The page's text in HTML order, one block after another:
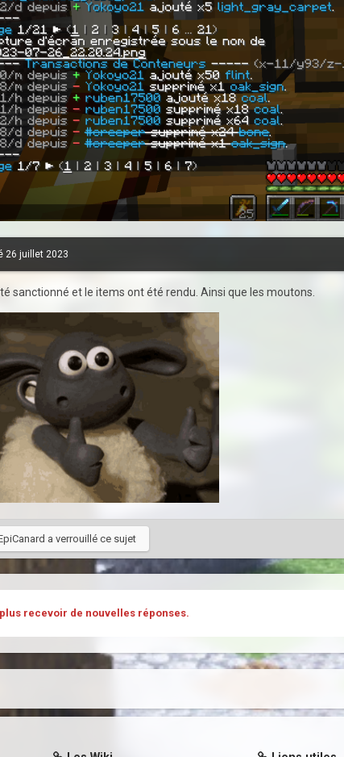
26 juillet 2023
sanctionné et le items ont été rendu. Ainsi que les moutons.
a verrouillé ce sujet
recevoir de nouvelles réponses.